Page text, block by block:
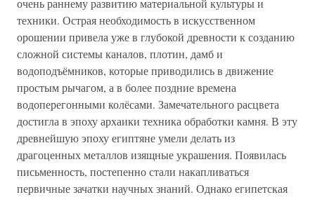
очень раннему развитию материальной культуры и
техники. Острая необходимость в искусственном
орошении привела уже в глубокой древности к созданию
сложной системы каналов, плотин, дамб и
водоподъёмников, которые приводились в движение
простым рычагом, а в более поздние времена
водоперегонными колёсами. Замечательного расцвета
достигла в эпоху архаики техника обработки камня. В эту
древнейшую эпоху египтяне умели делать из
драгоценных металлов изящные украшения. Появилась
письменность, постепенно стали накапливаться
первичные зачатки научных знаний. Однако египетская